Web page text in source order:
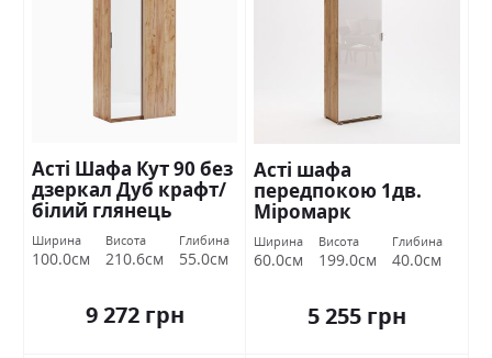
Асті Шафа Кут 90 без
дзеркал Дуб крафт/
білий глянець
Міромарк
Ширина
100.0см
Висота
210.6см
Глибина
55.0см
9 272 грн
Асті шафа
передпокою 1дв.
Міромарк
Ширина
60.0см
Висота
199.0см
Глибина
40.0см
5 255 грн